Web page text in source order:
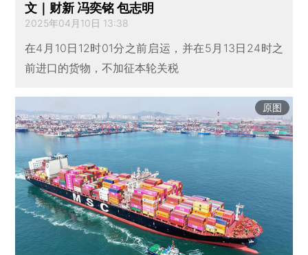
文｜财新 冯奕铭 包志明
2025年04月10日 13:38
在4月10日12时01分之前启运，并在5月13日24时之
前进口的货物，不加征本轮关税
原图